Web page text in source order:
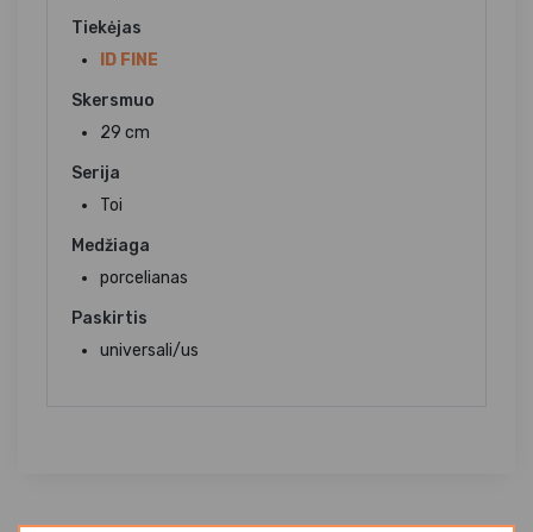
Tiekėjas
ID FINE
Skersmuo
29 cm
Serija
Toi
Medžiaga
porcelianas
Paskirtis
universali/us